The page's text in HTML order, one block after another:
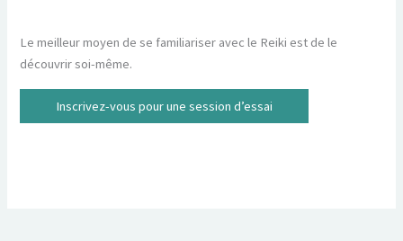
Le meilleur moyen de se familiariser avec le Reiki est de le
découvrir soi-même.
Inscrivez-vous pour une session d’essai